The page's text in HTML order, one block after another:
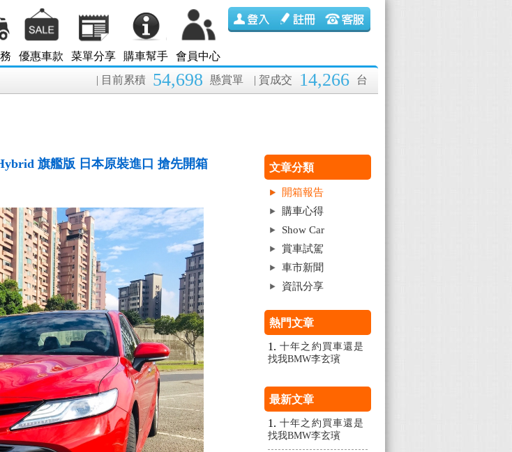
優惠車款 菜單分享 購車幫手 會員中心
| 賀成交 14,266 台
| 目前累積 54,698 懸賞單
旗艦版 日本原裝進口 搶先開箱 文章分類
開箱報告
購車心得
Show Car
賞車試駕
車市新聞
資訊分享
熱門文章
十年之約買車還是
找我BMW李玄璸
最新文章
十年之約買車還是
找我BMW李玄璸